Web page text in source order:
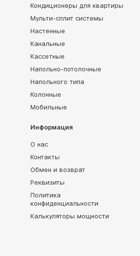
Кондиционеры для квартиры
Мульти-сплит системы
Настенные
Канальные
Кассетные
Напольно-потолочные
Напольного типа
Колонные
Мобильные
Информация
О нас
Контакты
Обмен и возврат
Реквизиты
Политика
конфиденциальности
Калькуляторы мощности